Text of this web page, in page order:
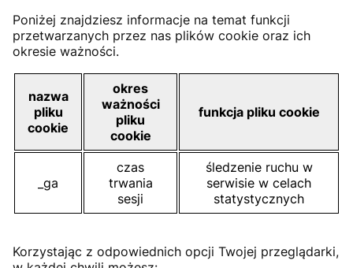
Poniżej znajdziesz informacje na temat funkcji
przetwarzanych przez nas plików cookie oraz ich
okresie ważności.
nazwa
pliku
cookie
okres
ważności
pliku
cookie
funkcja pliku cookie
_ga
czas
trwania
sesji
śledzenie ruchu w
serwisie w celach
statystycznych
Korzystając z odpowiednich opcji Twojej przeglądarki,